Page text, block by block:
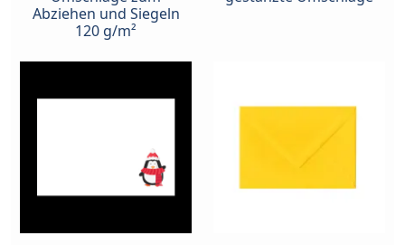
Abziehen und Siegeln
120 g/m²